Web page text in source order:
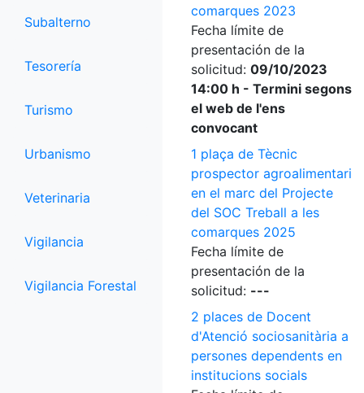
Subalterno
Tesorería
Turismo
Urbanismo
Veterinaria
Vigilancia
Vigilancia Forestal
comarques 2023
Fecha límite de
presentación de la
solicitud: 09/10/2023
14:00 h - Termini segons
el web de l'ens
convocant
1 plaça de Tècnic
prospector agroalimentari
en el marc del Projecte
del SOC Treball a les
comarques 2025
Fecha límite de
presentación de la
solicitud: ---
2 places de Docent
d'Atenció sociosanitària a
persones dependents en
institucions socials